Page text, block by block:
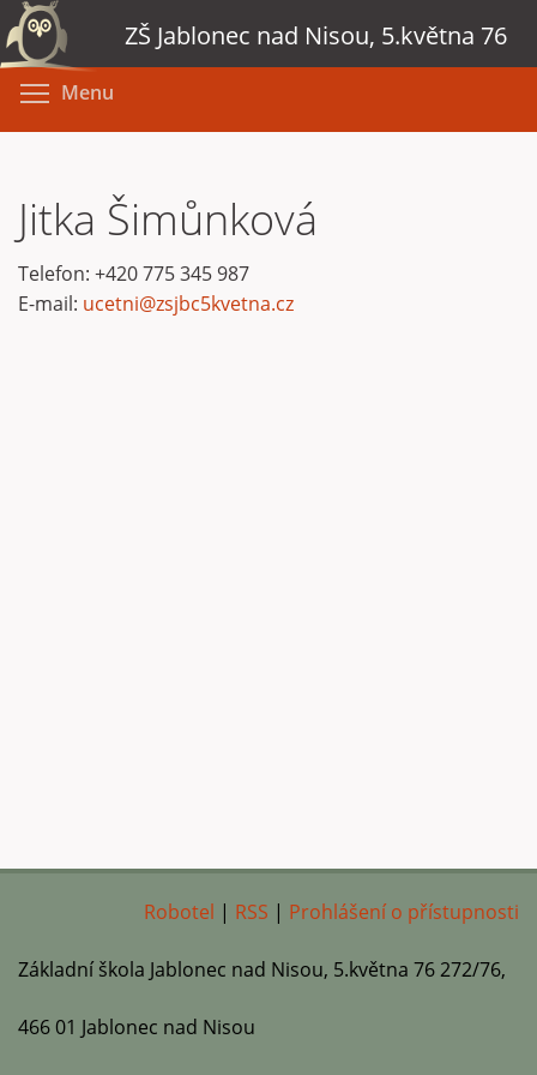
Přejít
k
hlavnímu
obsahu
ZŠ Jablonec nad Nisou, 5.května 76
Menu
Jitka Šimůnková
Telefon: +420 775 345 987
E-mail: ucetni@zsjbc5kvetna.cz
Robotel | RSS | Prohlášení o přístupnosti
Základní škola Jablonec nad Nisou, 5.května 76 272/76,
466 01 Jablonec nad Nisou